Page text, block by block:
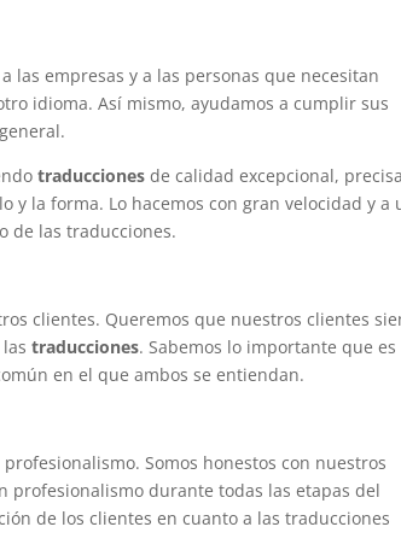
las empresas y a las personas que necesitan
idioma. Así mismo, ayudamos a cumplir sus
traducciones de calidad excepcional,
la forma. Lo hacemos con gran velocidad y a
de las traducciones.
clientes. Queremos que nuestros clientes
lastraducciones. Sabemos lo importante que es
en el que ambos se entiendan.
Somos honestos con nuestros
profesionalismo durante todas las etapas del
de los clientes en cuanto a las traducciones